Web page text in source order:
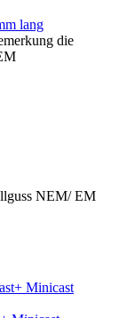
lang
die
NEM/ EM